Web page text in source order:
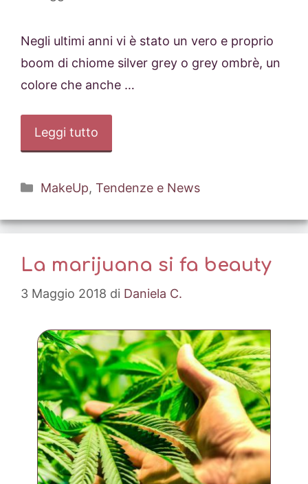
Negli ultimi anni vi è stato un vero e proprio
boom di chiome silver grey o grey ombrè, un
colore che anche …
Leggi tutto
Categorie
MakeUp, Tendenze e News
La marijuana si fa beauty
3 Maggio 2018 di Daniela C.